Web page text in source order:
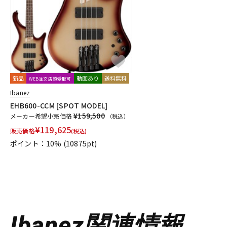
新品 WEB注文店頭受取可 動画あり 送料無料
Ibanez
EHB600-CCM [SPOT MODEL]
メーカー希望小売価格¥159,500 （税込）
販売価格¥119,625(税込)
ポイント：10% (10875pt)